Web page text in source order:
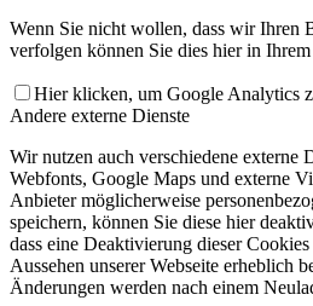
Wenn Sie nicht wollen, dass wir Ihren
verfolgen können Sie dies hier in
Hier klicken, um Google Analytics
Andere externe Dienste
Wir nutzen auch verschiedene externe
Webfonts, Google Maps und externe
Anbieter möglicherweise
speichern, können Sie diese hier
dass eine Deaktivierung dieser
Aussehen unserer Webseite erheblich
Änderungen werden nach einem